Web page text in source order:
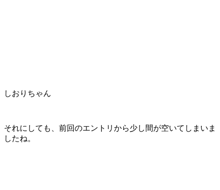
しおりちゃん
それにしても、前回のエントリから少し間が空いてしまいま
したね。